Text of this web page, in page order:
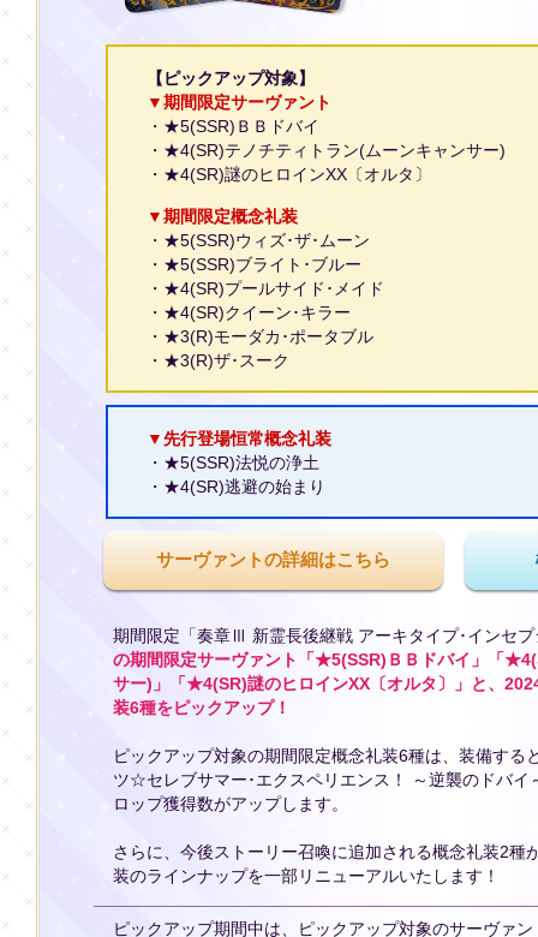
【ピックアップ対象】
▼期間限定サーヴァント
・★5(SSR)ＢＢドバイ
・★4(SR)テノチティトラン(ムーンキャンサー)
・★4(SR)謎のヒロインXX〔オルタ〕
▼期間限定概念礼装
・★5(SSR)ウィズ･ザ･ムーン
・★5(SSR)ブライト･ブルー
・★4(SR)プールサイド･メイド
・★4(SR)クイーン･キラー
・★3(R)モーダカ･ポータブル
・★3(R)ザ･スーク
▼先行登場恒常概念礼装
・★5(SSR)法悦の浄土
・★4(SR)逃避の始まり
サーヴァントの詳細はこちら
期間限定「奏章Ⅲ 新霊長後継戦 アーキタイプ･インセ
の期間限定サーヴァント「★5(SSR)ＢＢドバイ」「
サー)」「★4(SR)謎のヒロインXX〔オルタ〕」と、
装6種をピックアップ！
ピックアップ対象の期間限定概念礼装6種は、装備する
ツ☆セレブサマー･エクスペリエンス！ ～逆襲のドバイ
ロップ獲得数がアップします。
さらに、今後ストーリー召喚に追加される概念礼装2
装のラインナップを一部リニューアルいたします！
ピックアップ期間中は、ピックアップ対象のサーヴァ